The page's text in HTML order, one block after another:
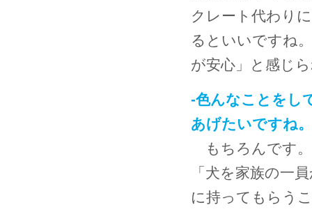
クレート代わり
るといいですね
が安心」と感じ
-色んなことをし
あげたいですね。
もちろんです。
「犬を家族の一
に持ってもらう